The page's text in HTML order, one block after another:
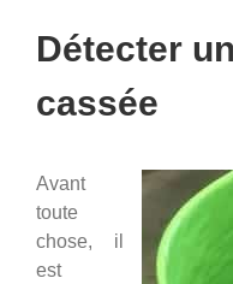
Détecter
cassée
Avant
toute
chose, il
est